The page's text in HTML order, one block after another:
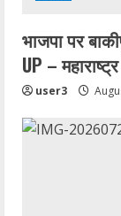
भाजपा पर
UP –
user3